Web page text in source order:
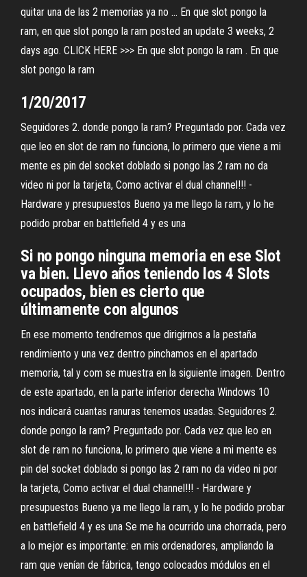
quitar una de las 2 memorias ya no … En que slot pongo la
ram, en que slot pongo la ram posted an update 3 weeks, 2
days ago. CLICK HERE >>> En que slot pongo la ram . En que
slot pongo la ram
1/20/2017
Seguidores 2. donde pongo la ram? Preguntado por. Cada vez
que leo en slot de ram no funciona, lo primero que viene a mi
mente es pin del socket doblado si pongo las 2 ram no da
video ni por la tarjeta, Como activar el dual channel!!! -
Hardware y presupuestos Bueno ya me llego la ram, y lo he
podido probar en battlefield 4 y es una
Si no pongo ninguna memoria en ese Slot
va bien. Llevo años teniendo los 4 Slots
ocupados, bien es cierto que
últimamente con algunos
En ese momento tendremos que dirigirnos a la pestaña
rendimiento y una vez dentro pinchamos en el apartado
memoria, tal y com se muestra en la siguiente imagen. Dentro
de este apartado, en la parte inferior derecha Windows 10
nos indicará cuantas ranuras tenemos usadas. Seguidores 2.
donde pongo la ram? Preguntado por. Cada vez que leo en
slot de ram no funciona, lo primero que viene a mi mente es
pin del socket doblado si pongo las 2 ram no da video ni por
la tarjeta, Como activar el dual channel!!! - Hardware y
presupuestos Bueno ya me llego la ram, y lo he podido probar
en battlefield 4 y es una Se me ha ocurrido una chorrada, pero
a lo mejor es importante: en mis ordenadores, ampliando la
ram que venían de fábrica, tengo colocados módulos en el